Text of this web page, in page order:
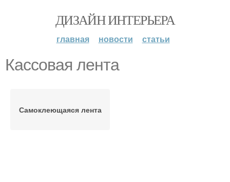
ДИЗАЙН ИНТЕРЬЕРА
главная новости статьи
Кассовая лента
Самоклеющаяся лента